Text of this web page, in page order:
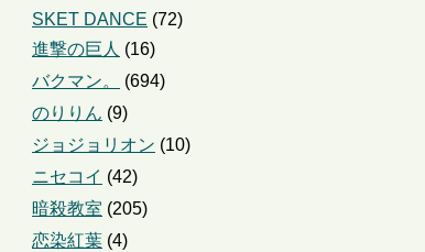
SKET DANCE (72)
進撃の巨人 (16)
バクマン。
(694)
のりりん (9)
ジョジョリオン (10)
ニセコイ (42)
暗殺教室 (205)
恋染紅葉 (4)